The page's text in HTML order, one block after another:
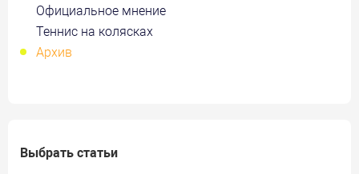
Официальное мнение
Теннис на колясках
Архив
Выбрать статьи